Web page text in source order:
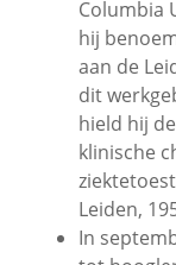
Columbia
hij
aan de
dit
hield hij
klinische
Leiden,
In